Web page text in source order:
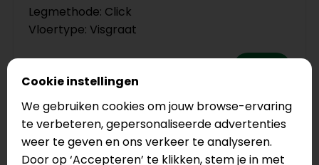
Legmethode: Click
Vloertype: Visgraat
Cookie instellingen
We gebruiken cookies om jouw browse-ervaring
te verbeteren, gepersonaliseerde advertenties
weer te geven en ons verkeer te analyseren.
Door op ‘Accepteren’ te klikken, stem je in met